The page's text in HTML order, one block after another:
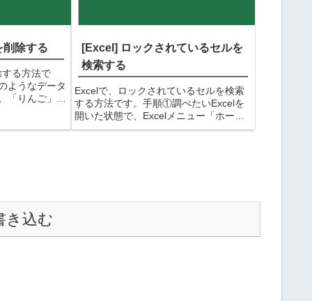
除する
る方法で
ようなデータ
「りんご」と
[Excel] ロックされているセルを
検索する
Excelで、ロックされているセルを検索
する方法です。手順①調べたいExcelを
開いた状態で、Excelメニュー「ホー
ム」タブ→「検索と選択」アイコン
き込む